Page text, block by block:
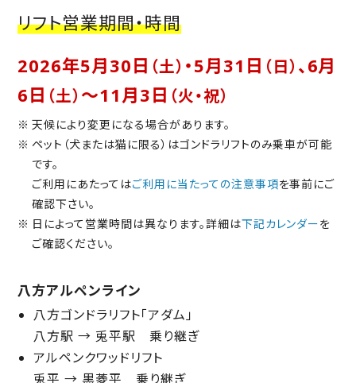
リフト営業期間・時間
2026年5月30日 （土） ・5月31日 （日） 、6月
6日 （土） 〜11月3日 （火・祝）
天候により変更になる場合があります。
ペット（犬または猫に限る）はゴンドラリフトのみ乗車が可能
です。
ご利用にあたってはご利用に当たっての注意事項を事前にご
確認下さい。
日によって営業時間は異なります。詳細は下記カレンダーを
ご確認ください。
八方アルペンライン
八方ゴンドラリフト「アダム」
八方駅 → 兎平駅 乗り継ぎ
アルペンクワッドリフト
兎平 → 黒菱平 乗り継ぎ